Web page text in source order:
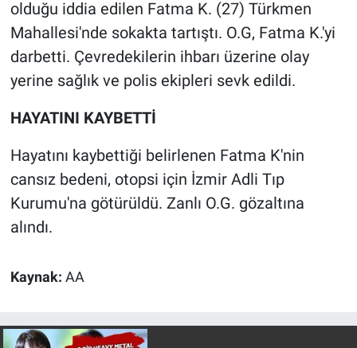
olduğu iddia edilen Fatma K. (27) Türkmen
Mahallesi'nde sokakta tartıştı. O.G, Fatma K.'yi
darbetti. Çevredekilerin ihbarı üzerine olay
yerine sağlık ve polis ekipleri sevk edildi.
HAYATINI KAYBETTİ
Hayatını kaybettiği belirlenen Fatma K'nin
cansız bedeni, otopsi için İzmir Adli Tıp
Kurumu'na götürüldü. Zanlı O.G. gözaltına
alındı.
Kaynak: AA
Gündem Özel
Günün görüntüsü
Haber
İlan
Kimdir
Kültür Sanat
Ne demişti